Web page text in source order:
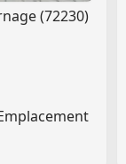
(72230)